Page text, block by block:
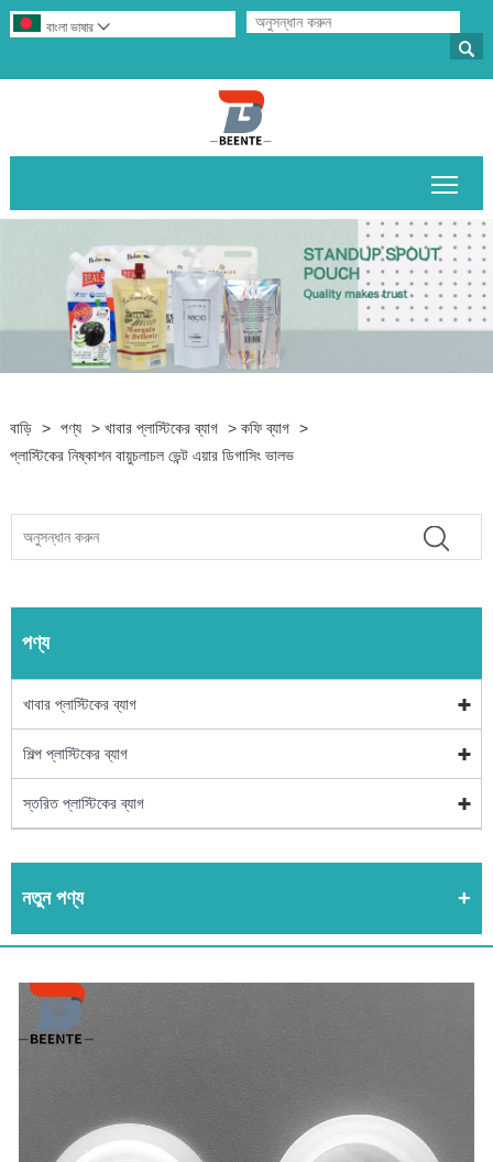

বাংলা ভাষার 
বাড়ি > পণ্য > খাবার প্লাস্টিকের ব্যাগ > কফি ব্যাগ >
প্লাস্টিকের নিষ্কাশন বায়ুচলাচল ভেন্ট এয়ার ডিগাসিং ভালভ
পণ্য
খাবার প্লাস্টিকের ব্যাগ
শিল্প প্লাস্টিকের ব্যাগ
স্তরিত প্লাস্টিকের ব্যাগ
নতুন পণ্য